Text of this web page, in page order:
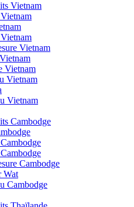
Vietnam
Vietnam
Vietnam
Vietnam
Vietnam
Cambodge
Cambodge
Wat
Cambodge